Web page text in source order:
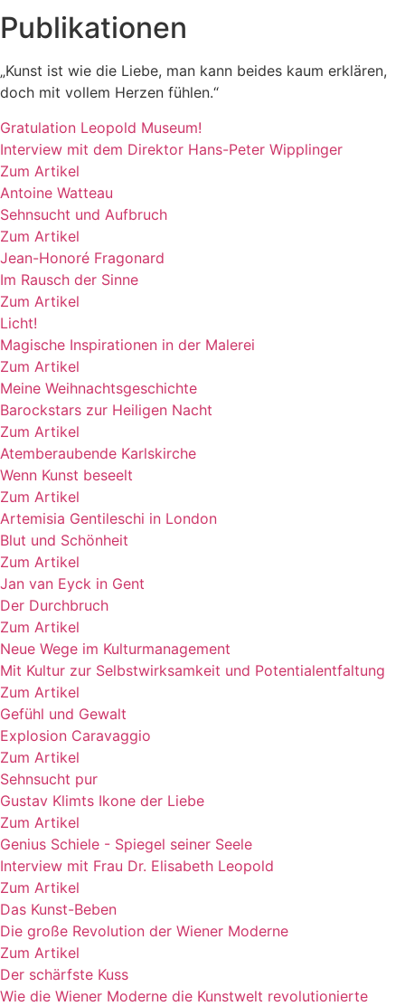
Publikationen
„Kunst ist wie die Liebe, man kann beides kaum erklären,
doch mit vollem Herzen fühlen.“
Gratulation Leopold Museum!
Interview mit dem Direktor Hans-Peter Wipplinger
Zum Artikel
Antoine Watteau
Sehnsucht und Aufbruch
Zum Artikel
Jean-Honoré Fragonard
Im Rausch der Sinne
Zum Artikel
Licht!
Magische Inspirationen in der Malerei
Zum Artikel
Meine Weihnachtsgeschichte
Barockstars zur Heiligen Nacht
Zum Artikel
Atemberaubende Karlskirche
Wenn Kunst beseelt
Zum Artikel
Artemisia Gentileschi in London
Blut und Schönheit
Zum Artikel
Jan van Eyck in Gent
Der Durchbruch
Zum Artikel
Neue Wege im Kulturmanagement
Mit Kultur zur Selbstwirksamkeit und Potentialentfaltung
Zum Artikel
Gefühl und Gewalt
Explosion Caravaggio
Zum Artikel
Sehnsucht pur
Gustav Klimts Ikone der Liebe
Zum Artikel
Genius Schiele - Spiegel seiner Seele
Interview mit Frau Dr. Elisabeth Leopold
Zum Artikel
Das Kunst-Beben
Die große Revolution der Wiener Moderne
Zum Artikel
Der schärfste Kuss
Wie die Wiener Moderne die Kunstwelt revolutionierte